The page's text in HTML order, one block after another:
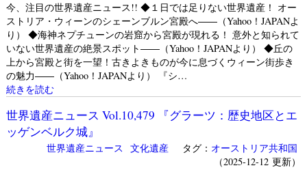
今、注目の世界遺産ニュース!! ◆１日では足りない世界遺産！ オー
ストリア・ウィーンのシェーンブルン宮殿へ――（Yahoo！JAPANよ
り） ◆海神ネプチューンの岩窟から宮殿が現れる！ 意外と知られて
いない世界遺産の絶景スポット――（Yahoo！JAPANより） ◆丘の
上から宮殿と街を一望！古きよきものが今に息づくウィーン街歩き
の魅力――（Yahoo！JAPANより） 『シ…
続きを読む
世界遺産ニュース Vol.10,479 『グラーツ：歴史地区とエ
ッゲンベルク城』
世界遺産ニュース 文化遺産タグ： オーストリア共和国
（2025-12-12 更新）